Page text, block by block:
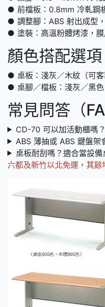
● 前檔板：0.8mm 冷軋鋼
● 調整腳：ABS 射出成型
● 塗裝：高溫粉體烤漆，
顏色搭配選項
● 桌板：淺灰／木紋（可客
● 桌腳／檔板：淺灰／黑色
常見問答（
CD-70 可以加活動櫃嗎？
ABS 薄抽或 ABS 鍵盤架
桌板耐刮嗎？適合當設備
六都及新竹以北免運，其餘